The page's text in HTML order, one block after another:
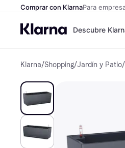
Comprar con KlarnaPara
Descubre
Klarna/Shopping/Jardín y Patio/